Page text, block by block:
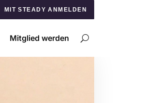
MIT STEADY ANMELDEN
Mitglied werden